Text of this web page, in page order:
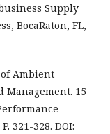
Supply
BocaRaton, FL,
Ambient
Management. 15
321-328. DOI: